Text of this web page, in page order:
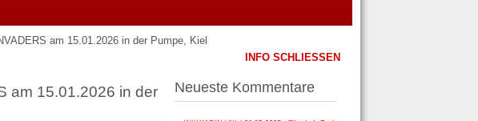
am 15.01.2026 in der Pumpe, Kiel
am 15.01.2026 in der
INFO SCHLIESSEN
Neueste Kommentare